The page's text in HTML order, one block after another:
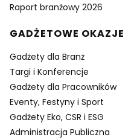
Raport branżowy 2026
GADŻETOWE OKAZJE
Gadżety dla Branż
Targi i Konferencje
Gadżety dla Pracowników
Eventy, Festyny i Sport
Gadżety Eko, CSR i ESG
Administracja Publiczna